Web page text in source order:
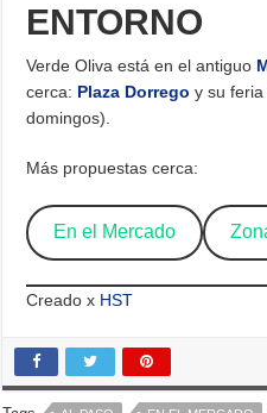
ENTORNO
Verde Oliva está en el antiguo
cerca: Plaza Dorrego y su
domingos).
Más propuestas cerca:
En el Mercado
Creado x HST